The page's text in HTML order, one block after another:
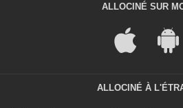
ALLOCINÉ SUR
ALLOCINÉ À